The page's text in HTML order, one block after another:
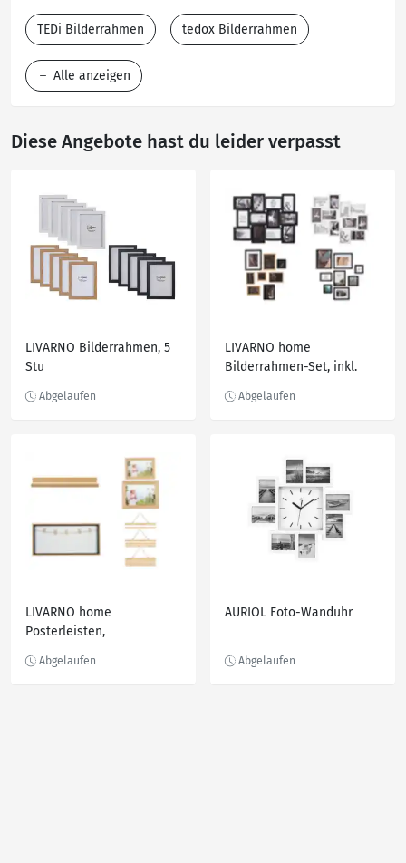
TEDi Bilderrahmen tedox Bilderrahmen
Alle anzeigen
Diese Angebote hast du leider verpasst
LIVARNO Bilderrahmen, 5
Stu
LIVARNO home
Bilderrahmen-Set, inkl.
LIVARNO home
Posterleisten,
AURIOL Foto-Wanduhr